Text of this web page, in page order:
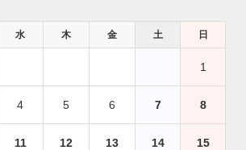
水 木 金 土 日
1
4 5 6 7 8
11 12 13 14 15